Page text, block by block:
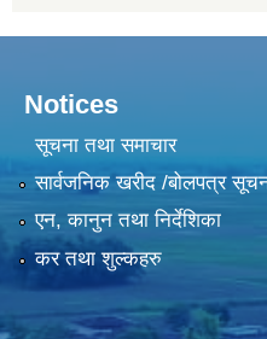
Notices
सूचना तथा समाचार
सार्वजनिक खरीद /बोलपत्र
एन, कानुन तथा निर्देशिका
कर तथा शुल्कहरु